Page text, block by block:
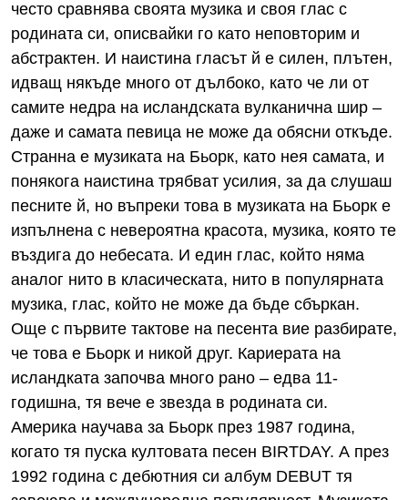
често сравнява своята музика и своя глас с
родината си, описвайки го като неповторим и
абстрактен. И наистина гласът й е силен, плътен,
идващ някъде много от дълбоко, като че ли от
самите недра на исландската вулканична шир –
даже и самата певица не може да обясни откъде.
Странна е музиката на Бьорк, като нея самата, и
понякога наистина трябват усилия, за да слушаш
песните й, но въпреки това в музиката на Бьорк е
изпълнена с невероятна красота, музика, която те
въздига до небесата. И един глас, който няма
аналог нито в класическата, нито в популярната
музика, глас, който не може да бъде сбъркан.
Още с първите тактове на песента вие разбирате,
че това е Бьорк и никой друг. Кариерата на
исландката започва много рано – едва 11-
годишна, тя вече е звезда в родината си.
Америка научава за Бьорк през 1987 година,
когато тя пуска култовата песен BIRTDAY. А през
1992 година с дебютния си албум DEBUT тя